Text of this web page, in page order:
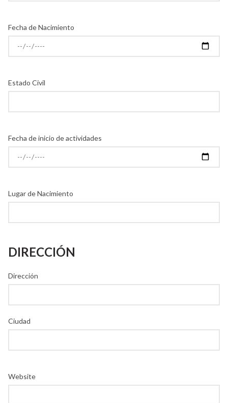
Fecha de Nacimiento
Estado Civil
Fecha de inicio de actividades
Lugar de Nacimiento
DIRECCIÓN
Dirección
Ciudad
Website